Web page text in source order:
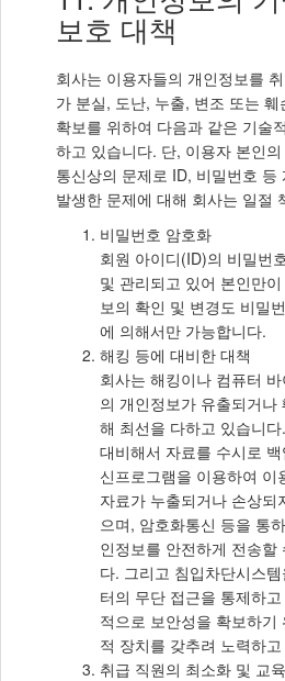
보호 대책
회사는 이용자들의 개인정보를
가 분실, 도난, 누출, 변조 또는
확보를 위하여 다음과 같은 기술
하고 있습니다. 단, 이용자 본인
통신상의 문제로 ID, 비밀번호 등
발생한 문제에 대해 회사는 일절
비밀번호 암호화
회원 아이디(ID)의 비밀번
및 관리되고 있어 본인만
보의 확인 및 변경도 비밀
에 의해서만 가능합니다.
해킹 등에 대비한 대책
회사는 해킹이나 컴퓨터
의 개인정보가 유출되거나
해 최선을 다하고 있습니
대비해서 자료를 수시로
신프로그램을 이용하여 이
자료가 누출되거나 손상되
으며, 암호화통신 등을 통
인정보를 안전하게 전송할
다. 그리고 침입차단시스
터의 무단 접근을 통제하
적으로 보안성을 확보하기
적 장치를 갖추려 노력하
취급 직원의 최소화 및 교육